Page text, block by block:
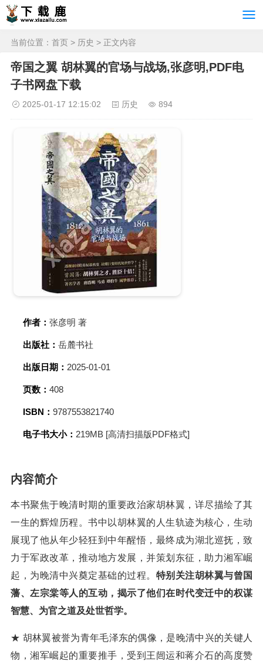
当前位置： 首页 > 历史 > 正文内容
帝国之翼 胡林翼的官场与战场,张彦明,PDF电
子书网盘下载
2025-01-17 12:15:02 历史 894
作者： 张彦明 著
出版社： 岳麓书社
出版日期： 2025-01-01
页数： 408
ISBN： 9787553821740
电子书大小： 219MB [高清扫描版PDF格式]
内容简介
本书聚焦于晚清时期的重要政治家胡林翼，详尽描绘了其
一生的辉煌历程。书中以胡林翼的人生轨迹为核心，生动
展现了他从年少轻狂到中年醒悟，最终成为湖北巡抚，致
力于军政改革，推动地方发展，并策划东征，助力湘军崛
起，为晚清中兴奠定基础的过程。 特别关注胡林翼与曾国
藩、左宗棠等人的互动，揭示了他们在时代变迁中的权谋
智慧、为官之道及处世哲学。
★ 胡林翼被誉为青年毛泽东的偶像，是晚清中兴的关键人
物，湘军崛起的重要推手，受到王闿运和蒋介石的高度赞